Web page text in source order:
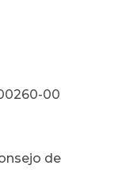
00
de